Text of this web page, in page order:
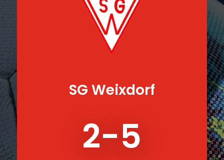
SG Weixdorf
2-5